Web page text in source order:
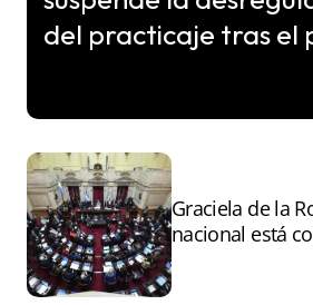
del practicaje tras el
Graciela de la
nacional está